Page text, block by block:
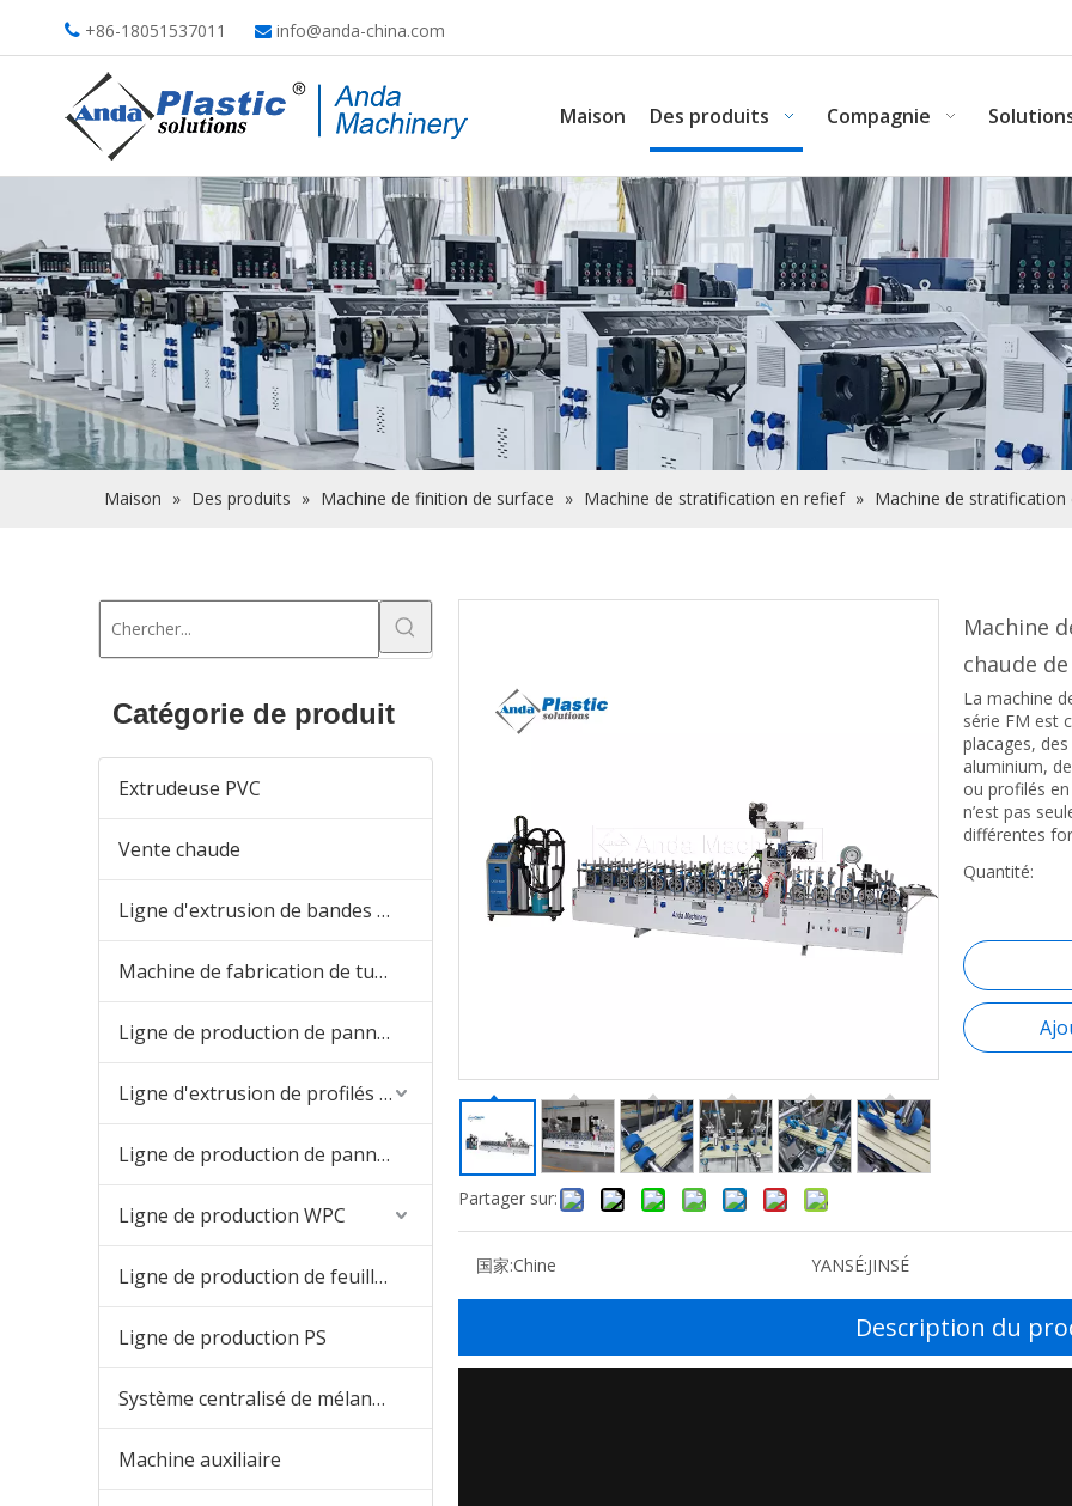
 +86-18051537011  info@anda-china.com
Maison Des produits Compagnie
Maison » Des produits » Machine de finition de surface » Machine de stratification en refief » Machine de stratification
Catégorie de produit
Extrudeuse PVC
Vente chaude
Ligne d'extrusion de bandes de chant en PVC
Machine de fabrication de tuyaux en plastique
Ligne de production de panneaux en PVC
Ligne d'extrusion de profilés en PVC
Ligne de production de panneaux en PVC
Ligne de production WPC
Ligne de production de feuilles de PVC
Ligne de production PS
Système centralisé de mélange et d'alimentation
Machine auxiliaire
Partager sur:
Machine
chaude
La machine
série FM est
placages,
aluminium,
ou profilés
n’est pas
différentes
Quantité:
国家:Chine YANSÉ:JINSÉ
Description du